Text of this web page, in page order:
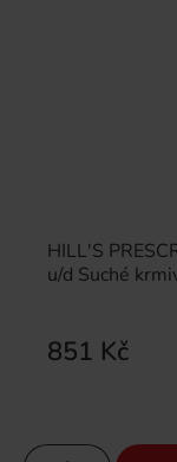
HILL'S
u/d Suché
851 Kč